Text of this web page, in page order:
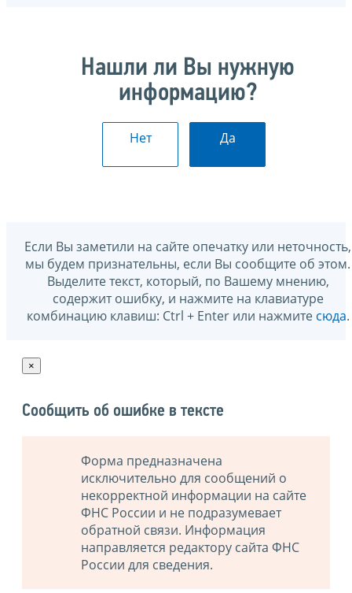
Нашли ли Вы нужную
информацию?
Нет Да
Если Вы заметили на сайте опечатку или неточность,
мы будем признательны, если Вы сообщите об этом.
Выделите текст, который, по Вашему мнению,
содержит ошибку, и нажмите на клавиатуре
комбинацию клавиш: Ctrl + Enter или нажмите сюда.
×
Сообщить об ошибке в тексте
Форма предназначена
исключительно для сообщений о
некорректной информации на сайте
ФНС России и не подразумевает
обратной связи. Информация
направляется редактору сайта ФНС
России для сведения.